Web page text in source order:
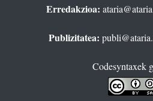
Erredakzioa:
Publizitatea:
Codesyntaxek